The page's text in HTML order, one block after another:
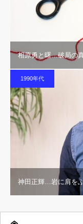
相原勇と曙…破局の
1990年代
神田正輝…岩に肩を